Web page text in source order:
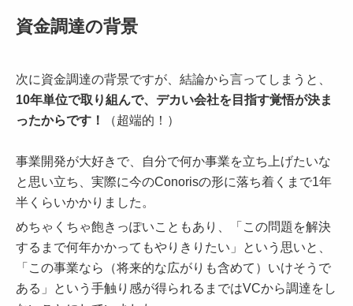
資金調達の背景
次に資金調達の背景ですが、結論から言ってしまうと、
10年単位で取り組んで、デカい会社を目指す覚悟が決ま
ったからです！
（超端的！）
事業開発が大好きで、自分で何か事業を立ち上げたいな
と思い立ち、実際に今のConorisの形に落ち着くまで1年
半くらいかかりました。
めちゃくちゃ飽きっぽいこともあり、「この問題を解決
するまで何年かかってもやりきりたい」という思いと、
「この事業なら（将来的な広がりも含めて）いけそうで
ある」という手触り感が得られるまではVCから調達をし